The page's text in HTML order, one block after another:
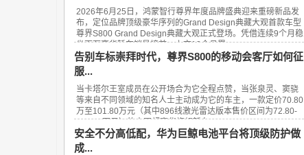
2026年6月25日，鸿蒙智行尊界年度品牌盛典迎来重磅新品发
布，定位品牌顶级豪华序列的Grand Design典藏大观首款车型
尊界S800 Grand Design典藏大观正式登场。凭借连续9个月稳
坐百万豪华轿车销量榜首、上市13个月累...
告别车标崇拜时代，尊界S800的移动会客厅如何征
服...
当卡塔尔王室成员在公开场合为它全程点赞，当张泉灵、窦骁
等来自不同领域的知名人士主动成为它的车主，一款定价70.80
万至101.80万元（其中896线激光雷达版本售价区间为72.80-
101.80万元）的中国超豪华旗舰轿车——...
安全不分高低配，华为巨鲸电池平台将顶级防护做
成...